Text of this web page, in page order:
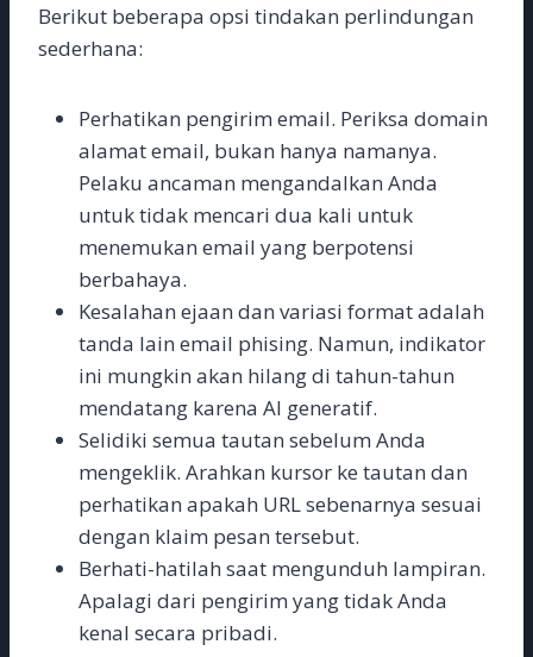
Berikut beberapa opsi tindakan perlindungan
sederhana:
Perhatikan pengirim email. Periksa domain
alamat email, bukan hanya namanya.
Pelaku ancaman mengandalkan Anda
untuk tidak mencari dua kali untuk
menemukan email yang berpotensi
berbahaya.
Kesalahan ejaan dan variasi format adalah
tanda lain email phising. Namun, indikator
ini mungkin akan hilang di tahun-tahun
mendatang karena AI generatif.
Selidiki semua tautan sebelum Anda
mengeklik. Arahkan kursor ke tautan dan
perhatikan apakah URL sebenarnya sesuai
dengan klaim pesan tersebut.
Berhati-hatilah saat mengunduh lampiran.
Apalagi dari pengirim yang tidak Anda
kenal secara pribadi.